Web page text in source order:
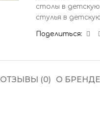
столы в детскую
стулья в
Поделиться:
ОТЗЫВЫ (0) О БРЕНДЕ